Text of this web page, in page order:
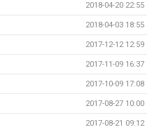
2018-04-20 22:55
2018-04-03 18:55
2017-12-12 12:59
2017-11-09 16:37
2017-10-09 17:08
2017-08-27 10:00
2017-08-21 09:12